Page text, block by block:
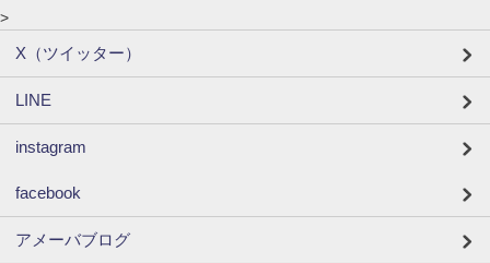
>
X（ツイッター）
LINE
instagram
facebook
アメーバブログ